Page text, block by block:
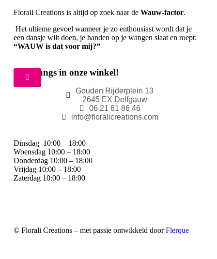
Florali Creations is altijd op zoek naar de Wauw-factor.
Het ultieme gevoel wanneer je zo enthousiast wordt dat je
een dansje wilt doen, je handen op je wangen slaat en roept:
“WAUW is dat voor mij?”
Kom langs in onze winkel!
Gouden Rijderplein 13
2645 EX Delfgauw
06 21 61 86 46
info@floralicreations.com
Dinsdag 10:00 – 18:00
Woensdag 10:00 – 18:00
Donderdag 10:00 – 18:00
Vrijdag 10:00 – 18:00
Zaterdag 10:00 – 18:00
© Florali Creations – met passie ontwikkeld doorFlerque